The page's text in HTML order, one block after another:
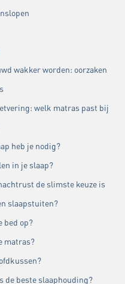
wakker worden: oorzaken
welk matras past bij
heb je nodig?
in je slaap?
de slimste keuze is
slaapstuiten?
bed op?
matras?
de beste slaaphouding?